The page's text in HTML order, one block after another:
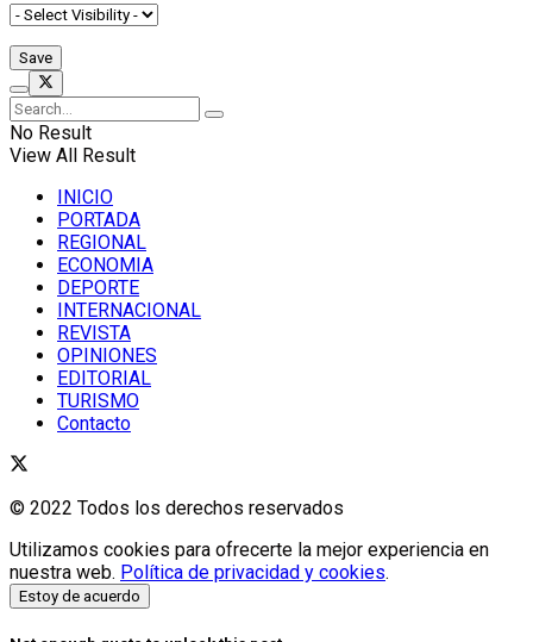
No Result
View All Result
INICIO
PORTADA
REGIONAL
ECONOMIA
DEPORTE
INTERNACIONAL
REVISTA
OPINIONES
EDITORIAL
TURISMO
Contacto
© 2022 Todos los derechos reservados
Utilizamos cookies para ofrecerte la mejor experiencia en
nuestra web. Política de privacidad y cookies.
Estoy de acuerdo